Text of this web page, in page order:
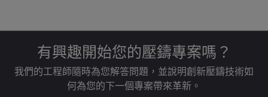
有興趣開始您的壓鑄專案嗎？
我們的工程師隨時為您解答問題，並說明創新壓鑄技術如
何為您的下一個專案帶來革新。